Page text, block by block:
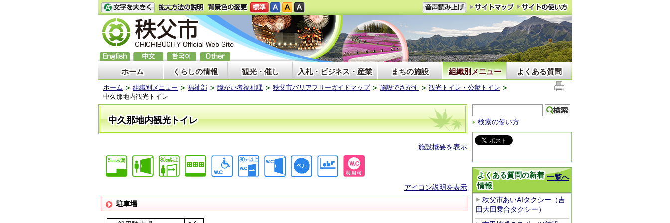
ホーム くらしの情報 観光・催し 入札・ビジネス・産業 まちの施設 組織別メニュー よくある質問
ホーム 組織別メニュー 福祉部 障がい者福祉課 秩父市バリアフリーガイドマップ 施設でさがす
観光トイレ・公衆トイレ
中久那地内観光トイレ
中久那地内観光トイレ
施設概要を表示
アイコン説明を表示
駐車場
検索の使い方
一覧へ
よくある質問の新着
情報
秩父市あいAIタクシー（吉
田大田乗合タクシー）